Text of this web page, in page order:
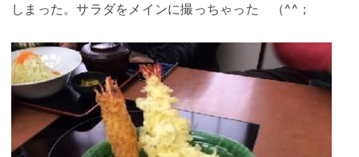
しまった。サラダをメインに撮っちゃった （^^；